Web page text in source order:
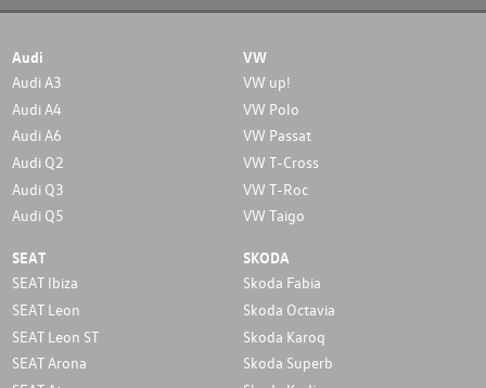
Audi
Audi A3
Audi A4
Audi A6
Audi Q2
Audi Q3
Audi Q5
VW
VW up!
VW Polo
VW Passat
VW T-Cross
VW T-Roc
VW Taigo
SEAT
SEAT Ibiza
SEAT Leon
SEAT Leon ST
SEAT Arona
SKODA
Skoda Fabia
Skoda Octavia
Skoda Karoq
Skoda Superb